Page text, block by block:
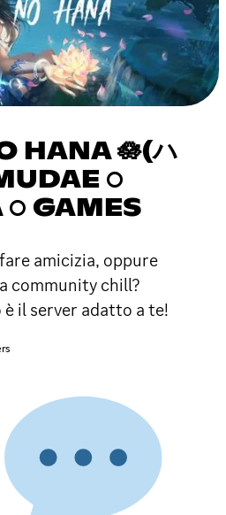
HANA 🪷(ハ
○
○ GAMES
amicizia, oppure
community chill?
il server adatto a te!